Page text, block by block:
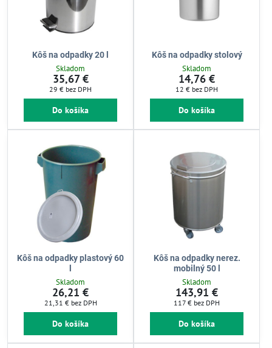
Kôš na odpadky 20 l
Skladom
35,67 €
29 € bez DPH
Do košíka
Kôš na odpadky stolový
Skladom
14,76 €
12 € bez DPH
Do košíka
Kôš na odpadky plastový 60
Skladom
26,21 €
21,31 € bez DPH
Do košíka
Kôš na odpadky nerez.
mobilný 50 l
Skladom
143,91 €
117 € bez DPH
Do košíka